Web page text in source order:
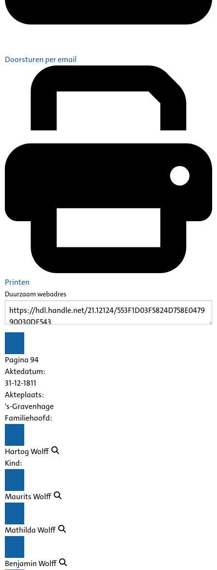
Doorsturen per email
Printen
Duurzaam webadres
Pagina 94
Aktedatum:
31-12-1811
Akteplaats:
's-Gravenhage
Familiehoofd:
Hartog Wolff
Kind:
Maurits Wolff
Mathilda Wolff
Benjamin Wolff